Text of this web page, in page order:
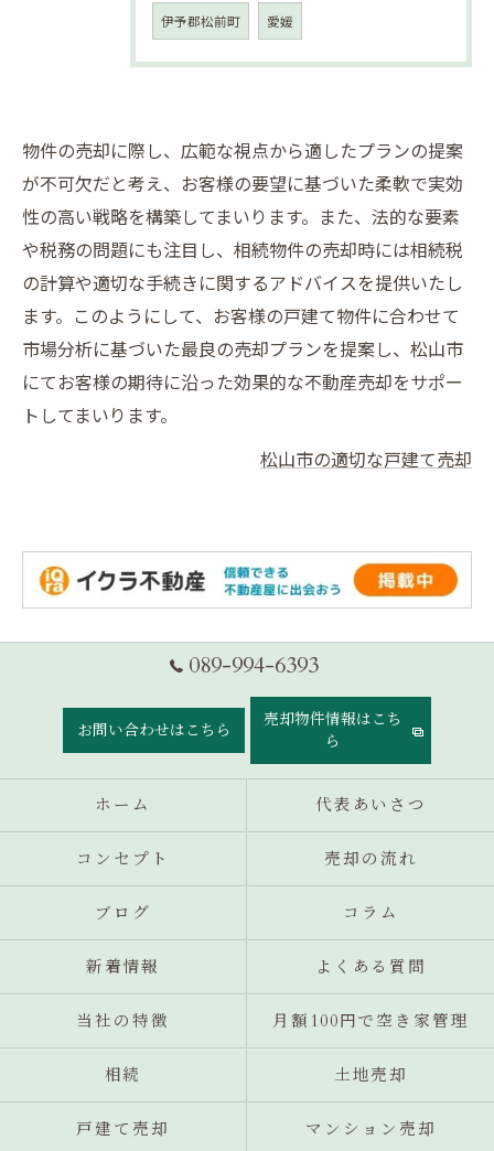
伊予郡松前町 愛媛
物件の売却に際し、広範な視点から適したプランの提案
が不可欠だと考え、お客様の要望に基づいた柔軟で実効
性の高い戦略を構築してまいります。また、法的な要素
や税務の問題にも注目し、相続物件の売却時には相続税
の計算や適切な手続きに関するアドバイスを提供いたし
ます。このようにして、お客様の戸建て物件に合わせて
市場分析に基づいた最良の売却プランを提案し、松山市
にてお客様の期待に沿った効果的な不動産売却をサポー
トしてまいります。
松山市の適切な戸建て売却
089-994-6393
お問い合わせはこちら
売却物件情報はこち
ら
ホーム 代表あいさつ
コンセプト 売却の流れ
ブログ コラム
新着情報 よくある質問
当社の特徴 月額100円で空き家管理
相続 土地売却
戸建て売却 マンション売却